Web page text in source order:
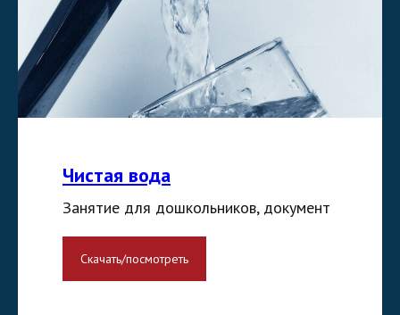
Чистая вода
Занятие для дошкольников, документ
Скачать/посмотреть